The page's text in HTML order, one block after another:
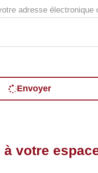
adresse
Envoyer
votre